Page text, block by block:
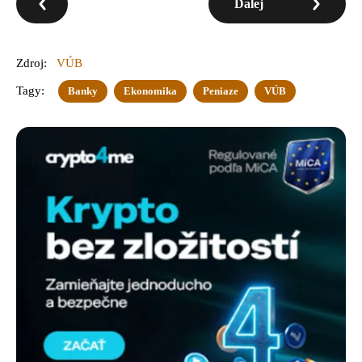
Ďalej
Zdroj: VÚB
Tagy: Banky Ekonomika Peniaze VÚB